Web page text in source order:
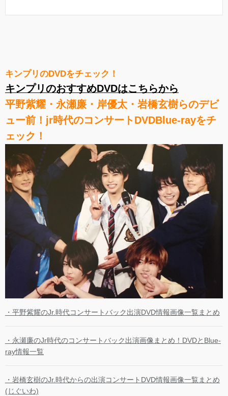
キンプリのDVDをチェック！
キンプリのおすすめDVDはこちらから
平野紫耀・永瀬廉・岸優太・岩橋玄樹らのデビ
ュー前！jr時代のコンサートDVDBlue-rayをチ
ェック！
・平野紫耀のJr.時代コンサートバック出演DVD情報画像一覧まとめ
・永瀬廉のJr時代のコンサートバック出演画像まとめ！DVDとBlue-
ray情報一覧
・岩橋玄樹のJr.時代からの出演コンサートDVD情報画像一覧まとめ
(じぐいわ)